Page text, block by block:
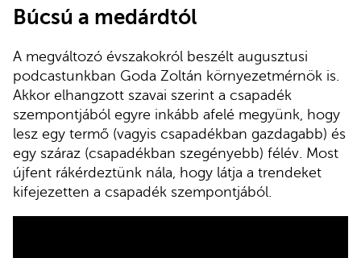
Búcsú a medárdtól
A megváltozó évszakokról beszélt augusztusi
podcastunkban Goda Zoltán környezetmérnök is.
Akkor elhangzott szavai szerint a csapadék
szempontjából egyre inkább afelé megyünk, hogy
lesz egy termő (vagyis csapadékban gazdagabb) és
egy száraz (csapadékban szegényebb) félév. Most
újfent rákérdeztünk nála, hogy látja a trendeket
kifejezetten a csapadék szempontjából.